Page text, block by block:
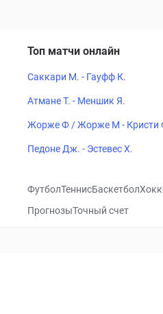
Топ матчи онлайн
Саккари М. - Гауфф К.
Атмане Т. - Меншик Я.
Жорже Ф / Жорже М - Кристи
Педоне Дж. - Эстевес Х.
ФутболТеннисБаскетбол
ПрогнозыТочный счет